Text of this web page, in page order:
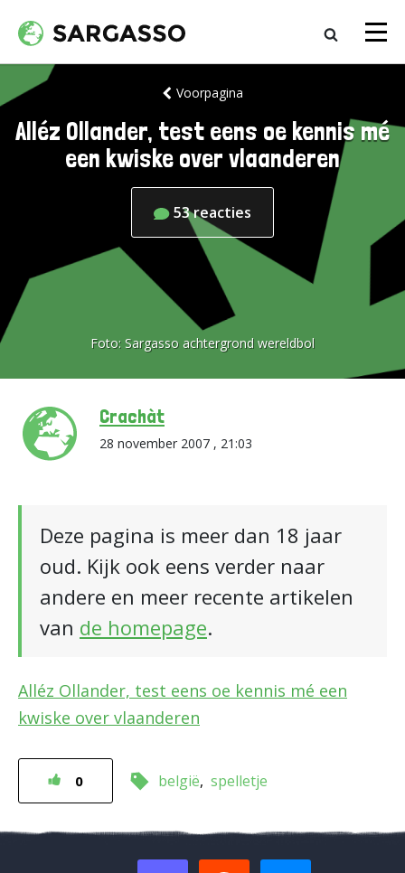
Voorpagina
Alléz Ollander, test eens oe kennis mé
een kwiske over vlaanderen
53reacties
Foto: Sargasso achtergrond wereldbol
Crachàt
28 november 2007 , 21:03
Deze pagina is meer dan 18 jaar
oud. Kijk ook eens verder naar
andere en meer recente artikelen
van de homepage.
Alléz Ollander, test eens oe kennis mé een
kwiske over vlaanderen
0 belgië spelletje